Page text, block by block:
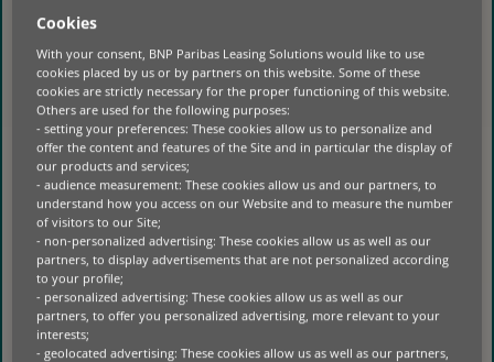
ZASADNICZĄ ROLĘ W NAPĘDZANIU
CIĄGŁEJ EWOLUCJI SEKTORA ROLNEGO
POPRZEZ UTWORZENIE PROGRAMU
FINANSOWANIA SDF FINANCE W 1998
ROKU.
OD SAMEGO POCZĄTKU SDF FINANCE
ANGAŻUJE SIĘ W DOSTARCZANIE
INNOWACYJNYCH ROZWIĄZAŃ I SPÓJNEGO
FINANSOWANIA, KTÓRE ZASPOKAJAJĄ
ZMIENIAJĄCE SIĘ POTRZEBY BRANŻY
ROLNICZEJ. ZAKRES I ZASIĘG GEOGRAFICZNY
PROGRAMU SDF FINANCE EWALUOWAŁ I
OBEJMUJE OBECNIE 22 RYNKI. PROGRAM
Cookies
With your consent, BNP Paribas Leasing Solutions would like to use
cookies placed by us or by partners on this website. Some of these
cookies are strictly necessary for the proper functioning of this website.
Others are used for the following purposes:
- setting your preferences: These cookies allow us to personalize and
offer the content and features of the Site and in particular the display of
our products and services;
- audience measurement: These cookies allow us and our partners, to
understand how you access on our Website and to measure the number
of visitors to our Site;
- non-personalized advertising: These cookies allow us as well as our
partners, to display advertisements that are not personalized according
to your profile;
- personalized advertising: These cookies allow us as well as our
partners, to offer you personalized advertising, more relevant to your
interests;
- geolocated advertising: These cookies allow us as well as our partners,